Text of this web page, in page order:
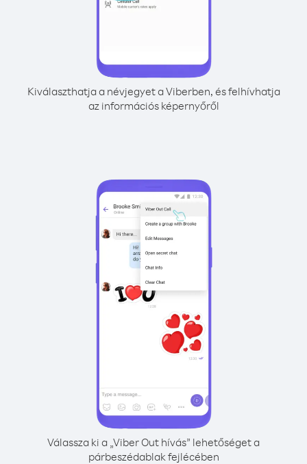
Kiválaszthatja a névjegyet a Viberben, és felhívhatja
az információs képernyőről
Válassza ki a „Viber Out hívás” lehetőséget a
párbeszédablak fejlécében